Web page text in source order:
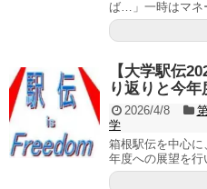
ば…」一時はマネ
【大学駅伝
り返りと今年
2026/4/8
学
箱根駅伝を中心に
年度への展望